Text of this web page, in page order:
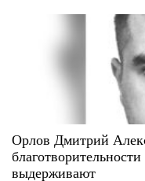
Орлов Дмитрий
выдерживают